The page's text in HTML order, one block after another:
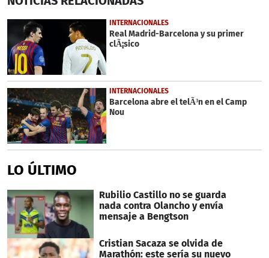
56
seconds
INTERNACIONALES
Real Madrid-Barcelona y su primer
clÃ¡sico
INTERNACIONALES
Barcelona abre el telÃ³n en el Camp
Nou
LO ÚLTIMO
Rubilio Castillo no se guarda
nada contra Olancho y envía
mensaje a Bengtson
Cristian Sacaza se olvida de
Marathón: este sería su nuevo